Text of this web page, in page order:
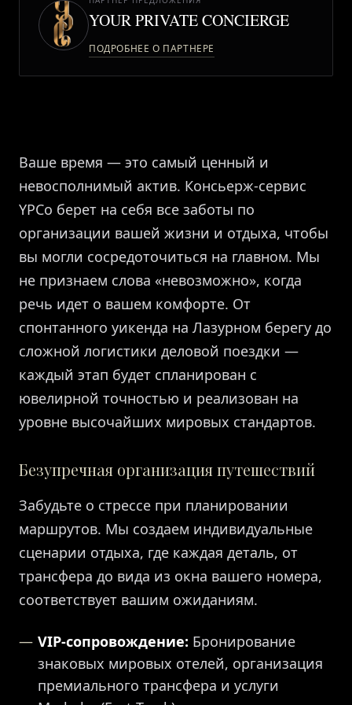
ЖУРНАЛ
ПАРТНЕРАМ
YOUR PRIVATE CONCIERGE
ПОДРОБНЕЕ О ПАРТНЕРЕ
Ваше время — это самый ценный и
невосполнимый актив. Консьерж-сервис
YPCo берет на себя все заботы по
организации вашей жизни и отдыха, чтобы
вы могли сосредоточиться на главном. Мы
не признаем слова «невозможно», когда
речь идет о вашем комфорте. От
спонтанного уикенда на Лазурном берегу до
сложной логистики деловой поездки —
каждый этап будет спланирован с
ювелирной точностью и реализован на
уровне высочайших мировых стандартов.
Безупречная организация путешествий
Забудьте о стрессе при планировании
маршрутов. Мы создаем индивидуальные
сценарии отдыха, где каждая деталь, от
трансфера до вида из окна вашего номера,
соответствует вашим ожиданиям.
VIP-сопровождение: Бронирование
знаковых мировых отелей, организация
премиального трансфера и услуги